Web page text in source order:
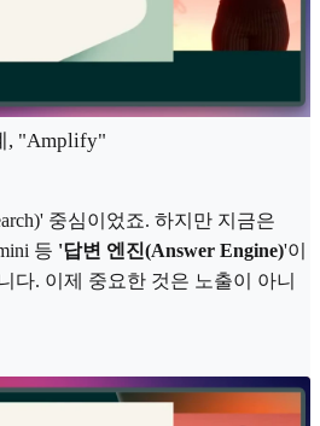
, "Amplify"
중심이었죠. 하지만 지금은
등 '답변 엔진(Answer Engine)'이
다. 이제 중요한 것은 노출이 아니